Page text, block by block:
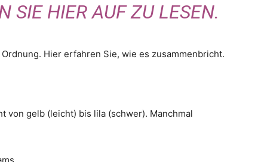
SIE HIER AUF ZU LESEN.
Hier erfahren Sie, wie es zusammenbricht.
von gelb (leicht) bis lila (schwer). Manchmal